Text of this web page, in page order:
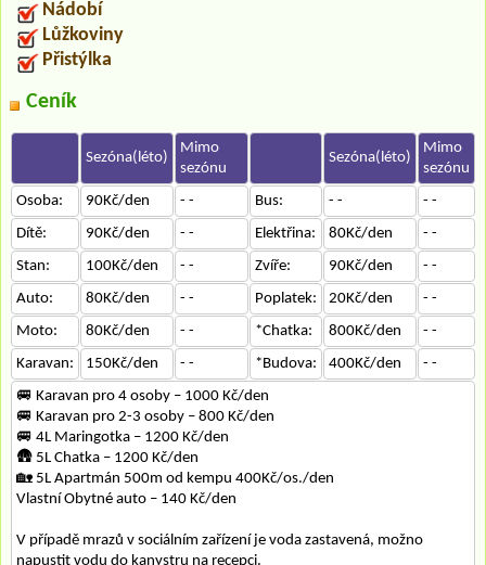
Nádobí
Lůžkoviny
Přistýlka
Ceník
Sezóna(léto)
Mimo
sezónu
Sezóna(léto)
Mimo
sezónu
Osoba:
90Kč/den - - Bus: - -
- -
Dítě:
90Kč/den - - Elektřina: 80Kč/den
- -
Stan:
100Kč/den - - Zvíře: 90Kč/den
- -
Auto:
80Kč/den - - Poplatek: 20Kč/den
- -
Moto:
80Kč/den - - *Chatka: 800Kč/den
- -
Karavan:
150Kč/den - - *Budova: 400Kč/den
- -
🚐 Karavan pro 4 osoby – 1000 Kč/den
🚐 Karavan pro 2-3 osoby – 800 Kč/den
🚐 4L Maringotka – 1200 Kč/den
🛖 5L Chatka – 1200 Kč/den
🏡 5L Apartmán 500m od kempu 400Kč/os./den
Vlastní Obytné auto – 140 Kč/den
V případě mrazů v sociálním zařízení je voda zastavená, možno
napustit vodu do kanystru na recepci.